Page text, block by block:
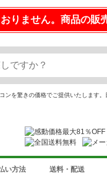
りません。商品の
ンを驚きの価格でご提供いたします
い方法 送料・配送